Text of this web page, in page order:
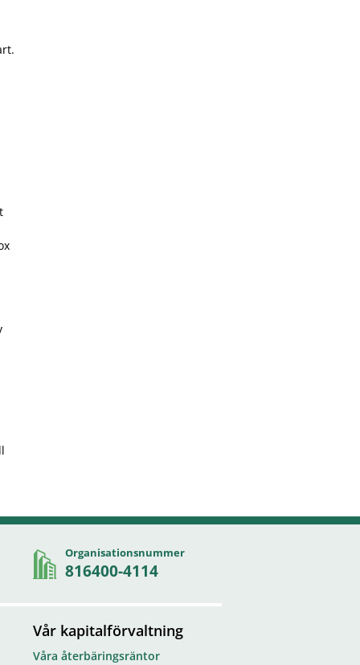
Organisationsnummer
816400-4114
Vår kapitalförvaltning
Våra återbäringsräntor